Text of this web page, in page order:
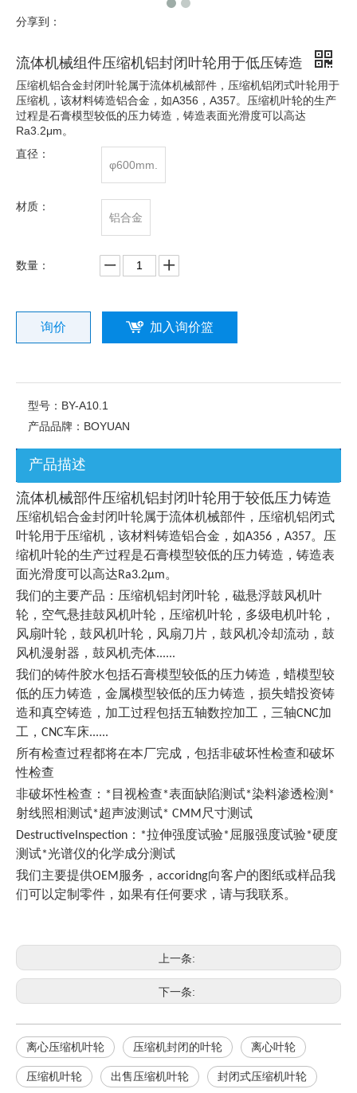
分享到：
流体机械组件压缩机铝封闭叶轮用于低压铸造
压缩机铝合金封闭叶轮属于流体机械部件，压缩机铝闭式叶轮用于
压缩机，该材料铸造铝合金，如A356，A357。压缩机叶轮的生产
过程是石膏模型较低的压力铸造，铸造表面光滑度可以高达
Ra3.2μm。
直径：
φ600mm.
材质：
铝合金
数量：
询价 加入询价篮
型号： BY-A10.1
产品品牌： BOYUAN
产品描述
流体机械部件压缩机铝封闭叶轮用于较低压力铸造
压缩机铝合金封闭叶轮属于流体机械部件，压缩机铝闭式
叶轮用于压缩机，该材料铸造铝合金，如A356，A357。压
缩机叶轮的生产过程是石膏模型较低的压力铸造，铸造表
面光滑度可以高达Ra3.2μm。
我们的主要产品： 压缩机铝封闭叶轮， 磁悬浮鼓风机叶
轮，空气悬挂鼓风机叶轮，压缩机叶轮，多级电机叶轮，
风扇叶轮，鼓风机叶轮，风扇刀片，鼓风机冷却流动，鼓
风机漫射器，鼓风机壳体......
我们的铸件胶水包括石膏模型较低的压力铸造，蜡模型较
低的压力铸造，金属模型较低的压力铸造，损失蜡投资铸
造和真空铸造，加工过程包括五轴数控加工，三轴CNC加
工，CNC车床......
所有检查过程都将在本厂完成，包括非破坏性检查和破坏
性检查
非破坏性检查：*目视检查*表面缺陷测试*染料渗透检测*
射线照相测试*超声波测试* CMM尺寸测试
DestructiveInspection：*拉伸强度试验*屈服强度试验*硬度
测试*光谱仪的化学成分测试
我们主要提供OEM服务，accoridng向客户的图纸或样品我
们可以定制零件，如果有任何要求，请与我联系。
上一条:
下一条:
离心压缩机叶轮 压缩机封闭的叶轮 离心叶轮
压缩机叶轮 出售压缩机叶轮 封闭式压缩机叶轮